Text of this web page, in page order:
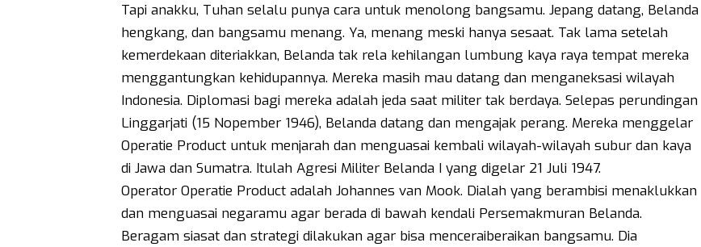
Tapi anakku, Tuhan selalu punya cara untuk menolong bangsamu. Jepang datang, Belanda
hengkang, dan bangsamu menang. Ya, menang meski hanya sesaat. Tak lama setelah
kemerdekaan diteriakkan, Belanda tak rela kehilangan lumbung kaya raya tempat mereka
menggantungkan kehidupannya. Mereka masih mau datang dan menganeksasi wilayah
Indonesia. Diplomasi bagi mereka adalah jeda saat militer tak berdaya. Selepas perundingan
Linggarjati (15 Nopember 1946), Belanda datang dan mengajak perang. Mereka menggelar
Operatie Product untuk menjarah dan menguasai kembali wilayah-wilayah subur dan kaya
di Jawa dan Sumatra. Itulah Agresi Militer Belanda I yang digelar 21 Juli 1947.
Operator Operatie Product adalah Johannes van Mook. Dialah yang berambisi menaklukkan
dan menguasai negaramu agar berada di bawah kendali Persemakmuran Belanda.
Beragam siasat dan strategi dilakukan agar bisa menceraiberaikan bangsamu. Dia